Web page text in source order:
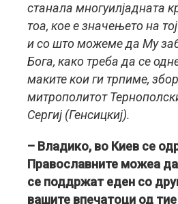
станала многуилјадната
тоа, кое е значењето на
и со што можеме да Му
Бога, како треба да се
маките кои ги трпиме,
митрополитот
Сергиј (Генсицкиј).
– Владико, во Киев се
Православните можеа
се поддржат еден со
вашите впечатоци од